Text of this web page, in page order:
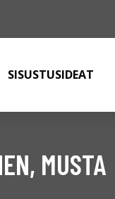
SISUSTUSIDEAT
MUSTA